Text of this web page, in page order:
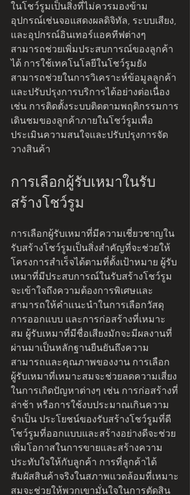
ในโชว์รูมเป็นสิ่งที่ไม่ควรมองข้าม
อุปกรณ์เช่นจอแสดงผลดิจิทัล, ระบบเสียง,
และอุปกรณ์อินเทอร์แอคทีฟต่างๆ
สามารถช่วยเพิ่มประสบการณ์ของลูกค้า
ได้ การใช้เทคโนโลยีในโชว์รูมยัง
สามารถช่วยในการวิเคราะห์ข้อมูลลูกค้า
และปรับปรุงการบริการได้อย่างต่อเนื่อง
เช่น การติดตั้งระบบติดตามพฤติกรรมการ
เดินชมของลูกค้าภายในโชว์รูมเพื่อ
ประเมินความสนใจและปรับปรุงการจัด
วางสินค้า
การเลือกผู้รับเหมาในรับ
สร้างโชว์รูม
การเลือกผู้รับเหมาที่มีความเชี่ยวชาญใน
รับสร้างโชว์รูมเป็นสิ่งสำคัญที่จะช่วยให้
โครงการสำเร็จได้ตามที่ตั้งเป้าหมาย ผู้รับ
เหมาที่มีประสบการณ์ในรับสร้างโชว์รูม
จะเข้าใจถึงความต้องการพิเศษและ
สามารถให้คำแนะนำในการเลือกวัสดุ
การออกแบบ และการก่อสร้างที่เหมาะ
สม ผู้รับเหมาที่มีชื่อเสียงมักจะมีผลงานที่
ผ่านมาเป็นหลักฐานยืนยันถึงความ
สามารถและคุณภาพของงาน การเลือก
ผู้รับเหมาที่เหมาะสมจะช่วยลดความเสี่ยง
ในการเกิดปัญหาต่างๆ เช่น การก่อสร้างที่
ล่าช้า หรือการใช้งบประมาณเกินความ
จำเป็น ประโยชน์ของรับสร้างโชว์รูมที่ดี
โชว์รูมที่ออกแบบและสร้างอย่างดีจะช่วย
เพิ่มโอกาสในการขายและสร้างความ
ประทับใจให้กับลูกค้า การที่ลูกค้าได้
สัมผัสสินค้าจริงในสภาพแวดล้อมที่เหมาะ
สมจะช่วยให้พวกเขามั่นใจในการตัดสิน